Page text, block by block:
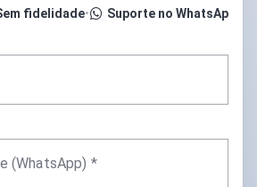
fidelidade• Suporte no WhatsApp
(WhatsApp) *